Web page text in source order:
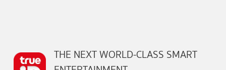
THE NEXT WORLD-CLASS SMART